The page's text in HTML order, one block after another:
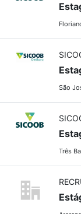
São
Três